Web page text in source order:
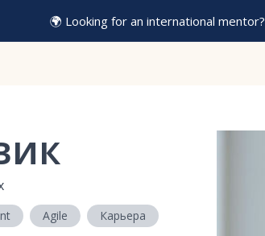
🌍 Looking for an international mentor?
Agile
Карьера